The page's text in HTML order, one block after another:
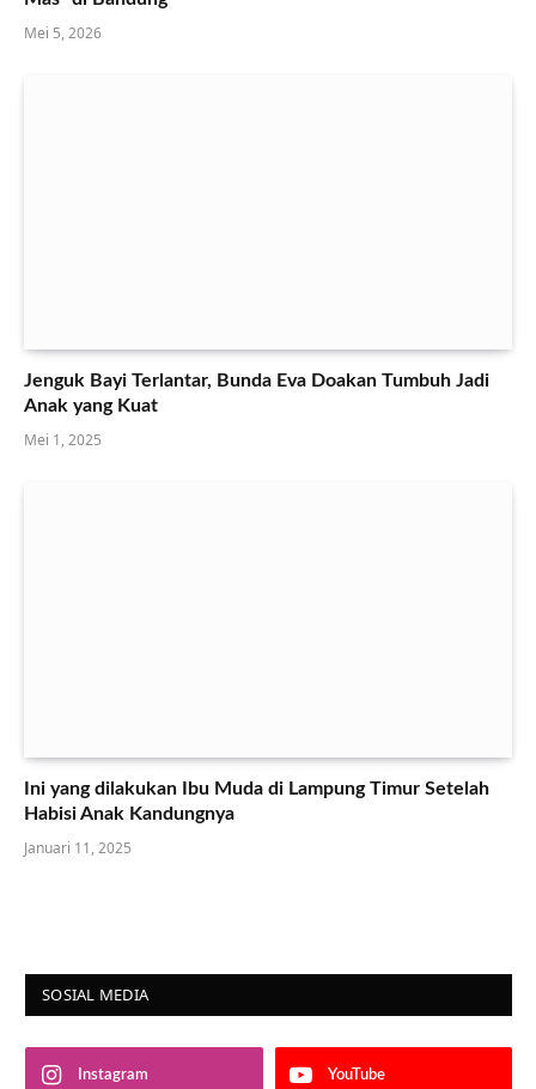
Mei 5, 2026
Jenguk Bayi Terlantar, Bunda Eva Doakan Tumbuh Jadi
Anak yang Kuat
Mei 1, 2025
Ini yang dilakukan Ibu Muda di Lampung Timur Setelah
Habisi Anak Kandungnya
Januari 11, 2025
SOSIAL MEDIA
Instagram YouTube